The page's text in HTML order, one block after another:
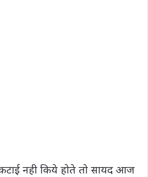
नही किये होते तो सायद आज